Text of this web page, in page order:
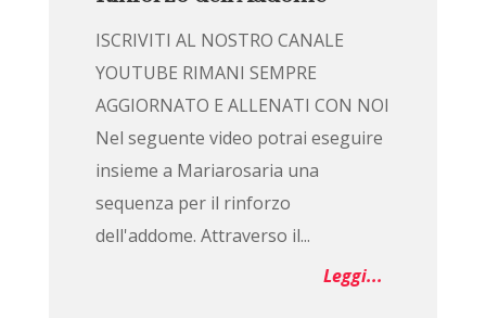
ISCRIVITI AL NOSTRO CANALE
YOUTUBE RIMANI SEMPRE
AGGIORNATO E ALLENATI CON NOI
Nel seguente video potrai eseguire
insieme a Mariarosaria una
sequenza per il rinforzo
dell'addome. Attraverso il...
Leggi...